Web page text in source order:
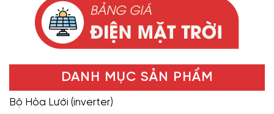
DANH MỤC SẢN PHẨM
Bộ Hòa Lưới (inverter)